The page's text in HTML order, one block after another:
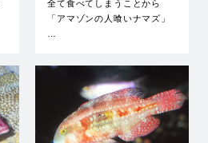
全て食べてしまうことから
「アマゾンの人喰いナマズ」